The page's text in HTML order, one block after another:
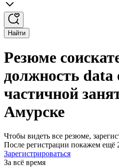
Найти
Резюме
должность data
частичной
Амурске
Чтобы видеть все резюме,
После регистрации покажем ещё
Зарегистрироваться
За всё время